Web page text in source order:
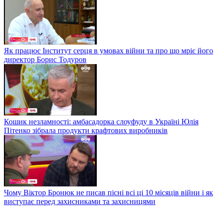
Як працює Інститут серця в умовах війни та про що мріє його
директор Борис Тодуров
Кошик незламності: амбасадорка слоуфуду в Україні Юлія
Пітенко зібрала продукти крафтових виробників
Чому Віктор Бронюк не писав пісні всі ці 10 місяців війни і як
виступає перед захисниками та захисницями